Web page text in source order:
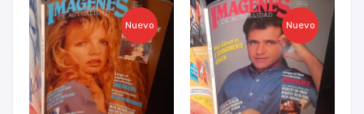
Nuevo Nuevo